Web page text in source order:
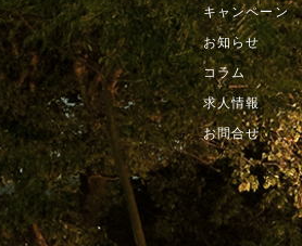
キャンペーン
お知らせ
コラム
求人情報
お問合せ